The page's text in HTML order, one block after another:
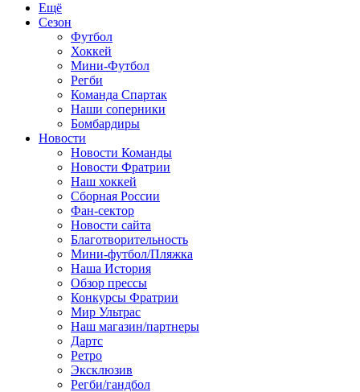
Ещё
Сезон
Футбол
Хоккей
Мини-Футбол
Регби
Команда Спартак
Наши соперники
Бомбардиры
Новости
Новости Команды
Новости Фратрии
Наш хоккей
Сборная России
Фан-cектор
Новости сайта
Благотворительность
Мини-футбол/Пляжка
Наша История
Обзор прессы
Конкурсы Фратрии
Мир Ультрас
Наш магазин/партнеры
Дартс
Ретро
Эксклюзив
Регби/гандбол